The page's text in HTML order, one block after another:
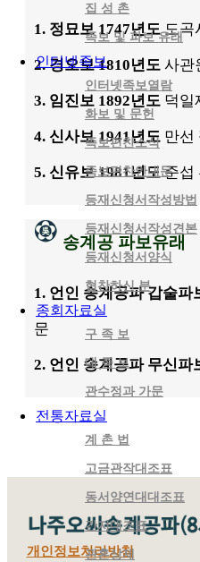
집 성 촌
족보 및 파보 유래
인터넷족보
인터넷족보열람
화보 및 문헌
족보편찬소식
족보편찬안내문
등재신청서작성방법
등재신청서작성견본
등재신청서양식
협찬하신 분
종회자료실
구 족 보
대 종 보
관수정과 가문
전통자료실
계 촌 법
고금관작대조표
동서양연대대조표
간지대조표
관혼상제
1. 정묘보 1747년도도곡
2. 경오보 1810년도 사관
3. 임진보 1892년도 덕일
4. 신사보 1941년도 만선
5. 신유보 1981년도준섭
송계공 파보유래
1. 언인 송계공파 갑술파
문
2. 언인 송계공파 무신파
개인정보처리방침